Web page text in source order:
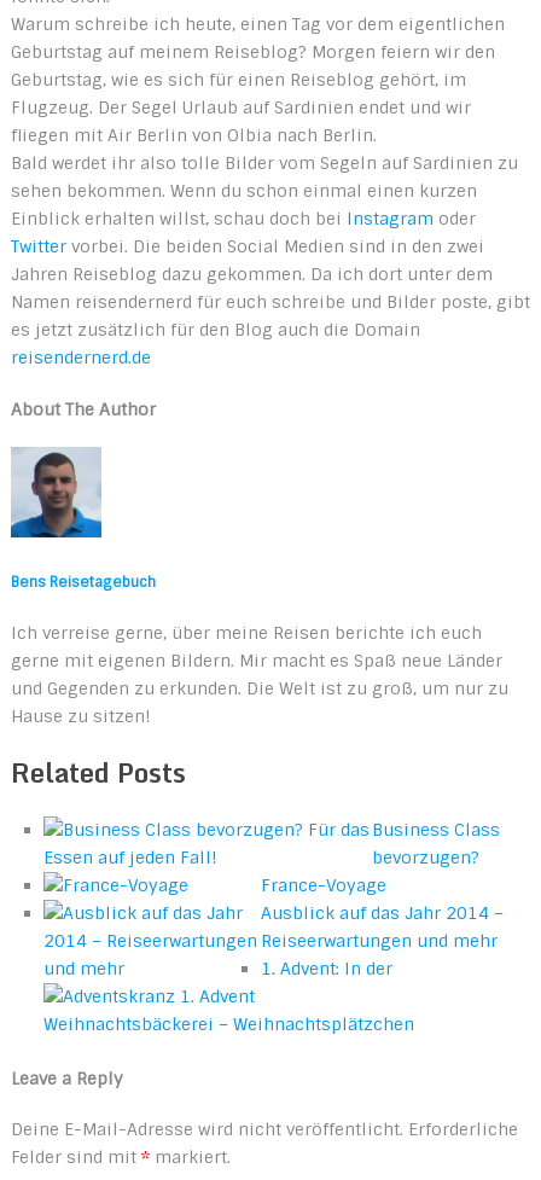
Warum schreibe ich heute, einen Tag vor dem eigentlichen
Geburtstag auf meinem Reiseblog? Morgen feiern wir den
Geburtstag, wie es sich für einen Reiseblog gehört, im
Flugzeug. Der Segel Urlaub auf Sardinien endet und wir
fliegen mit Air Berlin von Olbia nach Berlin.
Bald werdet ihr also tolle Bilder vom Segeln auf Sardinien zu
sehen bekommen. Wenn du schon einmal einen kurzen
Einblick erhalten willst, schau doch bei Instagram oder
Twittervorbei. Die beiden Social Medien sind in den zwei
Jahren Reiseblog dazu gekommen. Da ich dort unter dem
Namen reisendernerd für euch schreibe und Bilder poste, gibt
es jetzt zusätzlich für den Blog auch die Domain
reisendernerd.de
About The Author
Bens Reisetagebuch
Ich verreise gerne, über meine Reisen berichte ich euch
gerne mit eigenen Bildern. Mir macht es Spaß neue Länder
und Gegenden zu erkunden. Die Welt ist zu groß, um nur zu
Hause zu sitzen!
Related Posts
Business Class
bevorzugen?
France-Voyage
Ausblick auf das Jahr 2014 –
Reiseerwartungen und mehr
1. Advent: In der
Weihnachtsbäckerei – Weihnachtsplätzchen
Leave a Reply
Deine E-Mail-Adresse wird nicht veröffentlicht. Erforderliche
Felder sind mit *markiert.